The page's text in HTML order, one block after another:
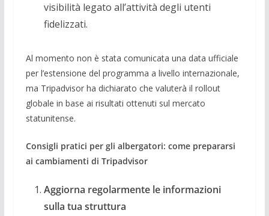
visibilità legato all’attività degli utenti
fidelizzati.
Al momento non è stata comunicata una data ufficiale
per l’estensione del programma a livello internazionale,
ma Tripadvisor ha dichiarato che valuterà il rollout
globale in base ai risultati ottenuti sul mercato
statunitense.
Consigli pratici per gli albergatori: come prepararsi
ai cambiamenti di Tripadvisor
Aggiorna regolarmente le informazioni
sulla tua struttura